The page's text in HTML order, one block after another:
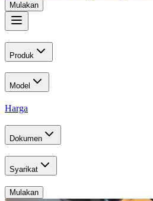
Mulakan
Produk
Model
Harga
Dokumen
Syarikat
Mulakan